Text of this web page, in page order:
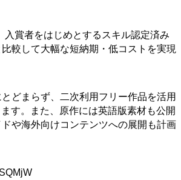
賞者をはじめとするスキル認定済み
較して大幅な短納期・低コストを実現
どまらず、二次利用フリー作品を活用
す。また、原作には英語版素材も公開
や海外向けコンテンツへの展開も計画